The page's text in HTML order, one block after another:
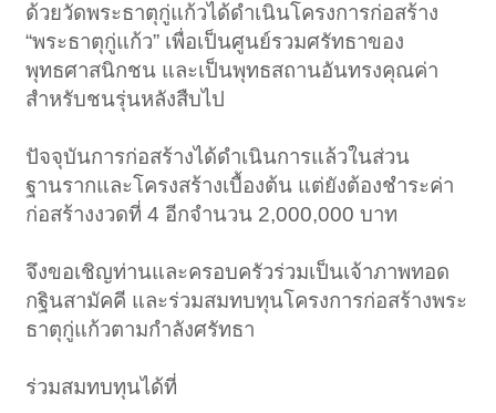
ด้วยวัดพระธาตุกู่แก้วได้ดำเนินโครงการก่อสร้าง
“พระธาตุกู่แก้ว” เพื่อเป็นศูนย์รวมศรัทธาของ
พุทธศาสนิกชน และเป็นพุทธสถานอันทรงคุณค่า
สำหรับชนรุ่นหลังสืบไป
ปัจจุบันการก่อสร้างได้ดำเนินการแล้วในส่วน
ฐานรากและโครงสร้างเบื้องต้น แต่ยังต้องชำระค่า
ก่อสร้างงวดที่ 4 อีกจำนวน 2,000,000 บาท
จึงขอเชิญท่านและครอบครัวร่วมเป็นเจ้าภาพทอด
กฐินสามัคคี และร่วมสมทบทุนโครงการก่อสร้างพระ
ธาตุกู่แก้วตามกำลังศรัทธา
ร่วมสมทบทุนได้ที่